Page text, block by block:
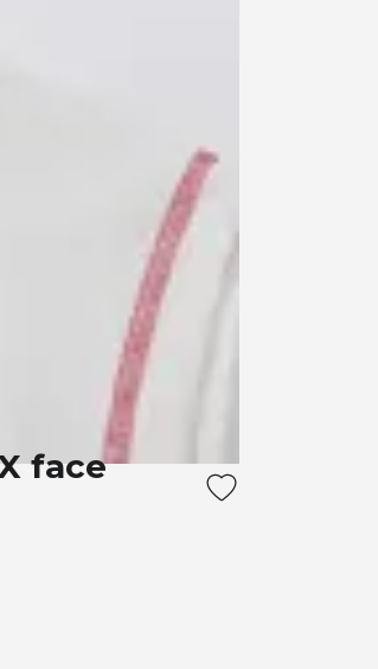
face